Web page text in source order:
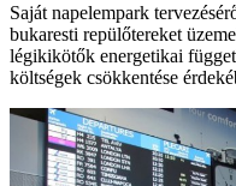
Saját napelempark
bukaresti repülőtereket
légikikötők energetikai
költségek csökkentése